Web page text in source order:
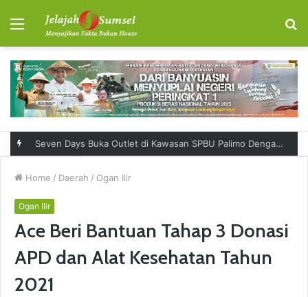
Menu
Seven Days Buka Outlet di Kawasan SPBU Palimo Dengan Konsep One Stop Hangout Destination
Home / Daerah / Ogan Ilir
Ogan Ilir
Ace Beri Bantuan Tahap 3 Donasi
APD dan Alat Kesehatan Tahun
2021